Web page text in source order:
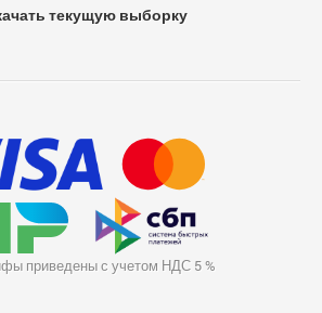
текущую выборку
приведены с учетом НДС 5 %